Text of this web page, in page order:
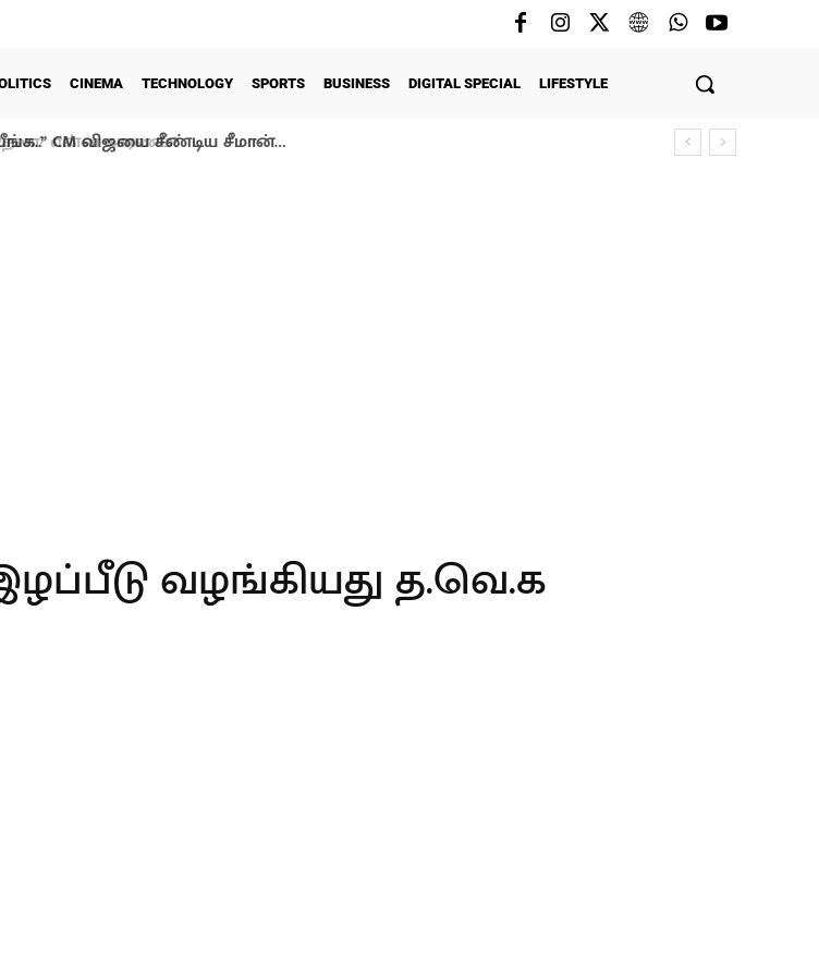
CINEMA TECHNOLOGY SPORTS BUSINESS DIGITAL SPECIAL LIFESTYLE
CM விஜயை சீண்டிய சீமான்…
வழங்கியது த.வெ.க